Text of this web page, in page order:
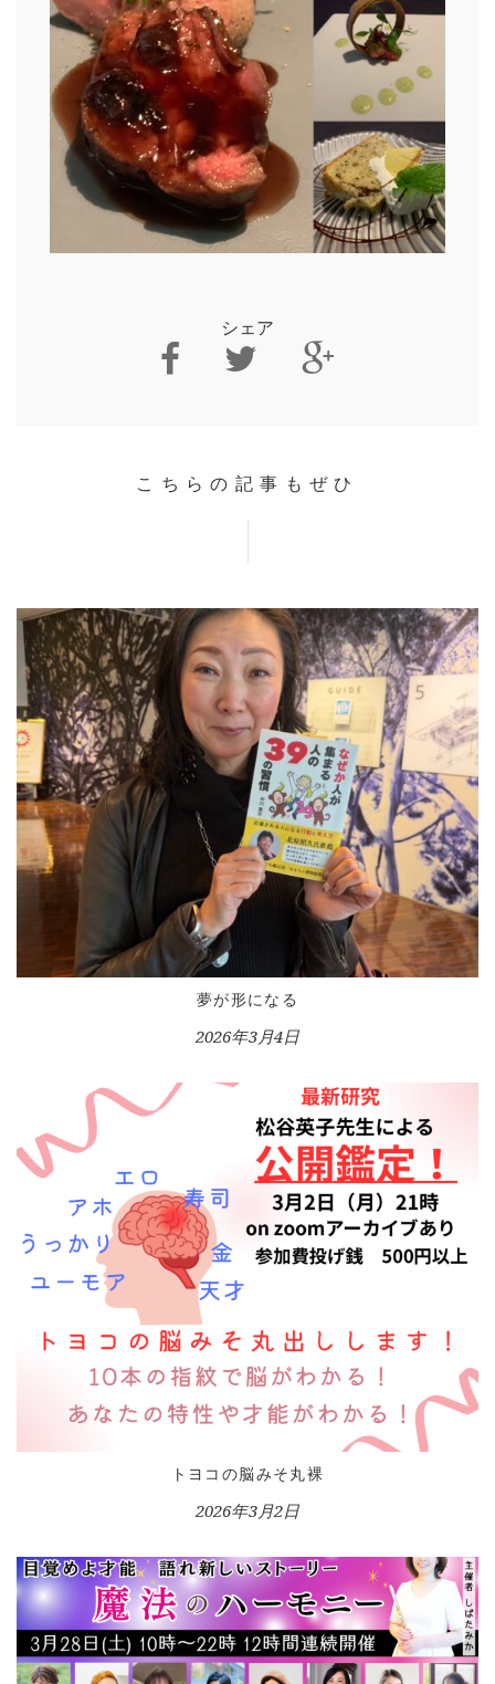
VOICE GALLERY
WORKS
BLOG
LESSON
CONTACT
シェア
こちらの記事もぜひ
夢が形になる
2026年3月4日
トヨコの脳みそ丸裸
2026年3月2日